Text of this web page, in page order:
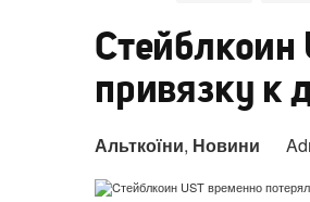
Cтейблкоин
привязку к
Альткоїни, Новини